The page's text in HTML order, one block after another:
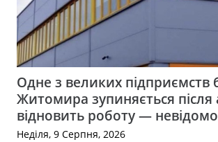
Одне з великих підприємств
Житомира зупиняється після
відновить роботу — невідомо
Неділя, 9 Серпня, 2026